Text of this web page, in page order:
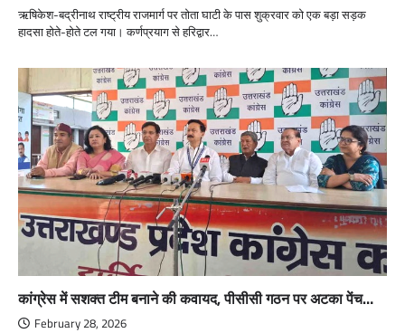
ऋषिकेश-बद्रीनाथ राष्ट्रीय राजमार्ग पर तोता घाटी के पास शुक्रवार को एक बड़ा सड़क
हादसा होते-होते टल गया। कर्णप्रयाग से हरिद्वार…
कांग्रेस में सशक्त टीम बनाने की कवायद, पीसीसी गठन पर अटका पेंच…
February 28, 2026